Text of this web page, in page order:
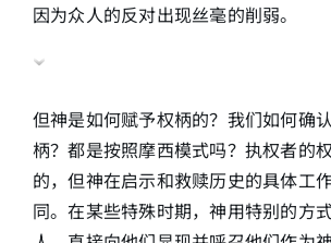
因为众人的反对出现丝毫的削弱。
但神是如何赋予权柄的？我们如何确
柄？都是按照摩西模式吗？执权者的
的，但神在启示和救赎历史的具体工
同。在某些特殊时期，神用特别的方